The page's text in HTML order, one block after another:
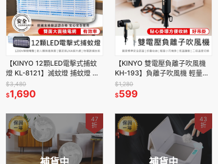
【KINYO 12顆LED電擊式捕蚊
燈 KL-8121】滅蚊燈 捕蚊燈 驅
蚊燈 LED捕蚊燈 電擊式捕蚊燈
高效滅蚊
$3,480
$1,690
【KINYO 雙電壓負離子吹風機
KH-193】負離子吹風機 輕量型
吹風機 摺疊吹風機 雙電壓 旅行
吹風機 吹風機
$1,280
$599
47
折
43
折